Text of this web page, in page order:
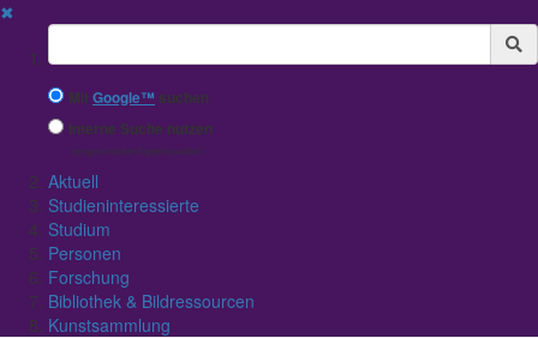
✖
Suchbegriff
MitGoogle™ suchen
Interne Suche nutzen
(eingeschränkte Ergebnisqualität)
Aktuell
Studieninteressierte
Studium
Personen
Forschung
Bibliothek & Bildressourcen
Kunstsammlung